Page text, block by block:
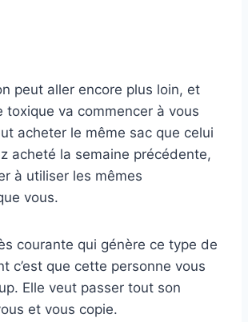
peut aller encore plus loin, et
toxique va commencer à vous
acheter le même sac que celui
acheté la semaine précédente,
à utiliser les mêmes
vous.
courante qui génère ce type de
c’est que cette personne vous
Elle veut passer tout son
et vous copie.